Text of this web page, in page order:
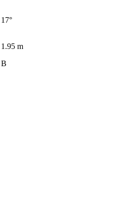
17°
1.95 m
B